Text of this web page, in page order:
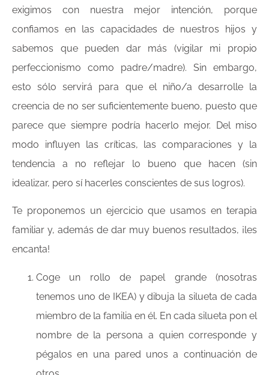
exigimos con nuestra mejor intención, porque
confiamos en las capacidades de nuestros hijos y
sabemos que pueden dar más (vigilar mi propio
perfeccionismo como padre/madre). Sin embargo,
esto sólo servirá para que el niño/a desarrolle la
creencia de no ser suficientemente bueno, puesto que
parece que siempre podría hacerlo mejor. Del miso
modo influyen las críticas, las comparaciones y la
tendencia a no reflejar lo bueno que hacen (sin
idealizar, pero sí hacerles conscientes de sus logros).
Te proponemos un ejercicio que usamos en terapia
familiar y, además de dar muy buenos resultados, ¡les
encanta!
Coge un rollo de papel grande (nosotras
tenemos uno de IKEA) y dibuja la silueta de cada
miembro de la familia en él. En cada silueta pon el
nombre de la persona a quien corresponde y
pégalos en una pared unos a continuación de